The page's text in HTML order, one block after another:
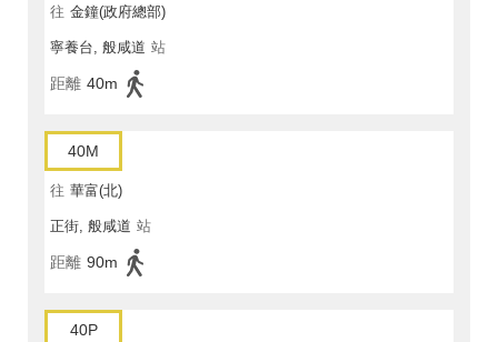
往 金鐘(政府總部)
寧養台, 般咸道 站
距離 40m
40M
往 華富(北)
正街, 般咸道 站
距離 90m
40P